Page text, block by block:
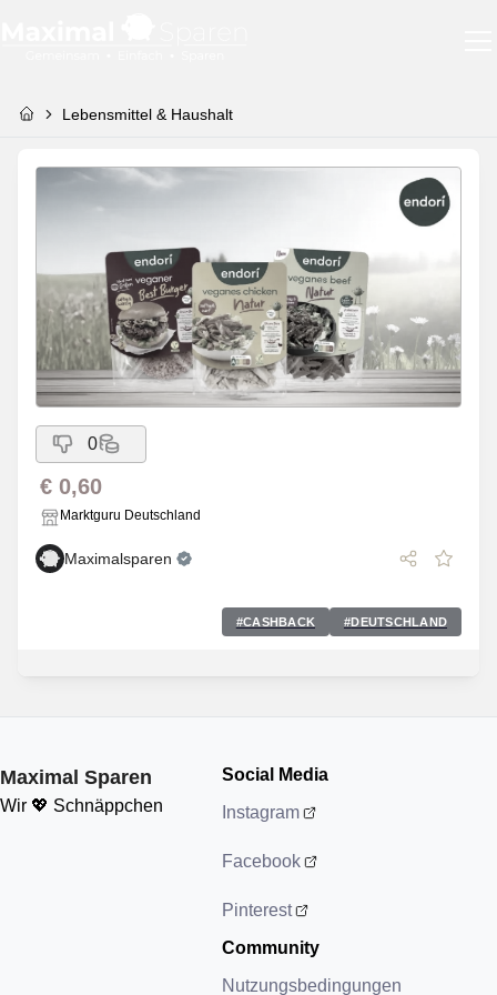
Lebensmittel & Haushalt
0
€ 0,60
Marktguru Deutschland
Maximalsparen
#CASHBACK #DEUTSCHLAND
Maximal Sparen
Wir 💖 Schnäppchen
Social Media
Instagram
Facebook
Pinterest
Community
Nutzungsbedingungen